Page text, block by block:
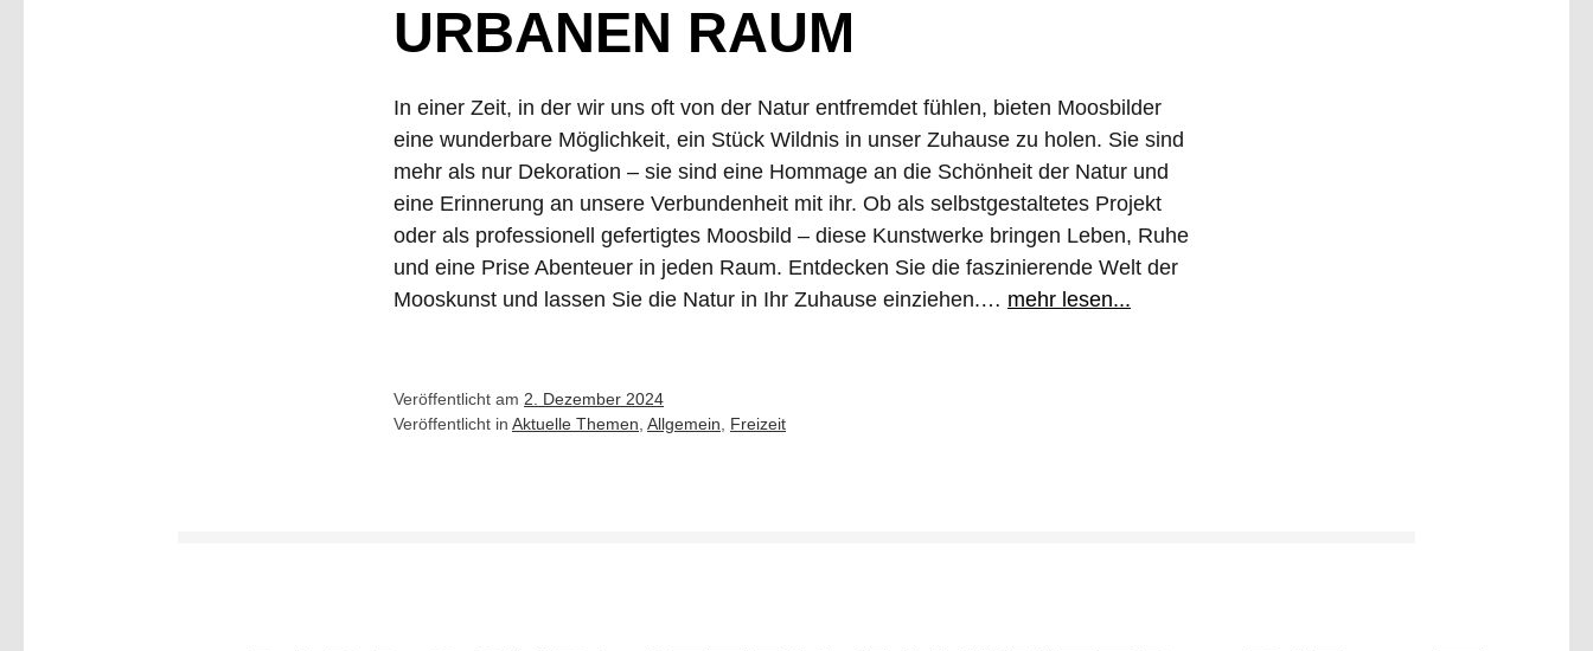
URBANEN RAUM
In einer Zeit, in der wir uns oft von der Natur entfremdet fühlen, bieten Moosbilder
eine wunderbare Möglichkeit, ein Stück Wildnis in unser Zuhause zu holen. Sie sind
mehr als nur Dekoration – sie sind eine Hommage an die Schönheit der Natur und
eine Erinnerung an unsere Verbundenheit mit ihr. Ob als selbstgestaltetes Projekt
oder als professionell gefertigtes Moosbild – diese Kunstwerke bringen Leben, Ruhe
und eine Prise Abenteuer in jeden Raum. Entdecken Sie die faszinierende Welt der
Mooskunst und lassen Sie die Natur in Ihr Zuhause einziehen.… mehr lesen...
Veröffentlicht am 2. Dezember 2024
Veröffentlicht in Aktuelle Themen Allgemein Freizeit